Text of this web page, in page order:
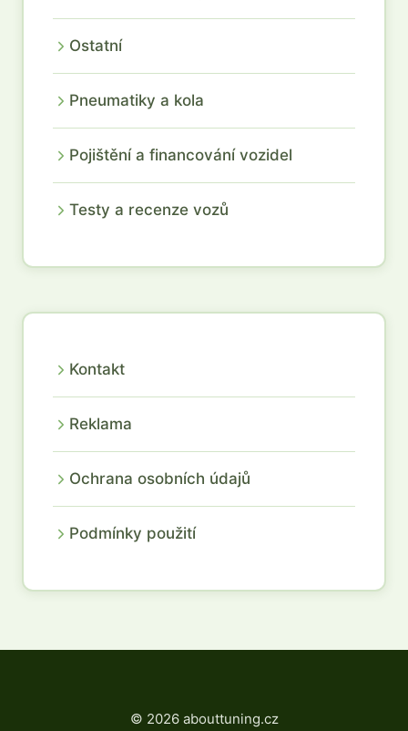
Ostatní
Pneumatiky a kola
Pojištění a financování vozidel
Testy a recenze vozů
Kontakt
Reklama
Ochrana osobních údajů
Podmínky použití
© 2026 abouttuning.cz